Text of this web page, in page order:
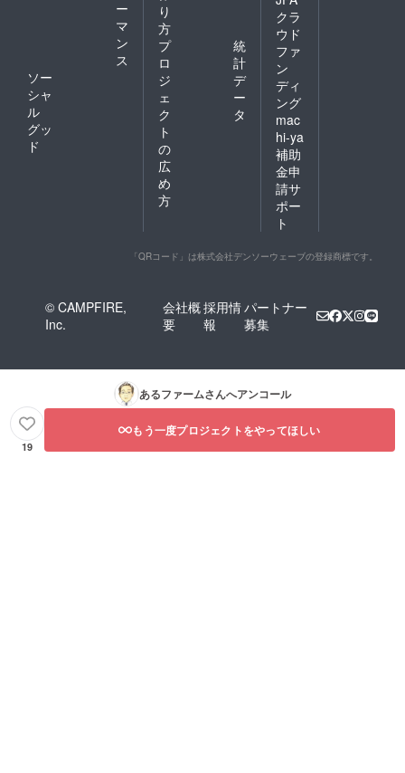
ー
マ
ン
ス
ソー
シャ
ル
グッ
ド
り
方
プ
ロ
ジ
ェ
ク
ト
の
広
め
方
統
計
デ
ー
タ
クラ
ウド
ファ
ン
ディ
ング
mac
hi-ya
補助
金申
請サ
ポー
ト
「QRコード」は株式会社デンソーウェーブの登録商標です。
© CAMPFIRE,
Inc.
会社概
要
採用情
報
パートナー
募集
あるファームさんへアンコール
19
もう一度プロジェクトをやってほしい